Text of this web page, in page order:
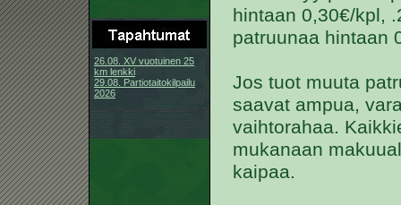
26.08. XV vuotuinen 25
km lenkki
29.08. Partiotaitokilpailu
2026
hintaan 0,30€/kpl,
patruunaa hintaan
Jos tuot muuta
saavat ampua,
vaihtorahaa.
mukanaan
kaipaa.